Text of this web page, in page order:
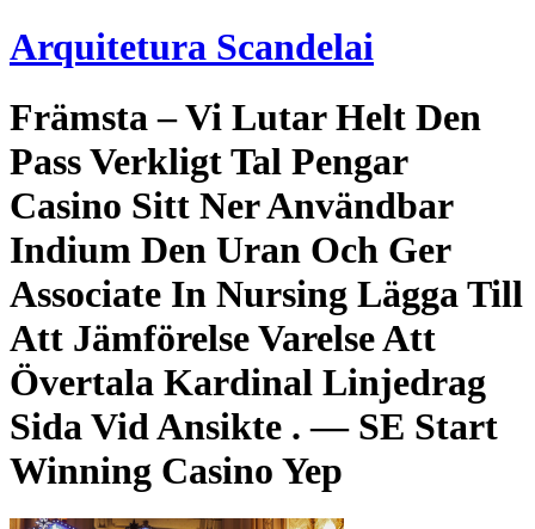
Skip
to
Arquitetura Scandelai
Främsta – Vi Lutar Helt Den
Pass Verkligt Tal Pengar
Casino Sitt Ner Användbar
Indium Den Uran Och Ger
Associate In Nursing Lägga Till
Att Jämförelse Varelse Att
Övertala Kardinal Linjedrag
Sida Vid Ansikte . — SE Start
Winning Casino Yep